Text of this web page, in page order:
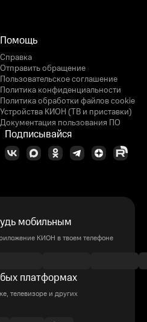
Помощь
Справка
Отправить обращение
Пользовательское соглашение
Политика конфиденциальности
Политика обработки файлов cookie
Устройства КИОН (ТВ и приставки)
Документация пользования ПО
Подписывайся
мобильным
КИОН в твоем телефоне
платформах
телевизоре и других